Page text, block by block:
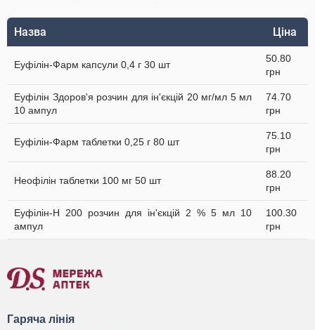
Назва Ціна
Еуфілін-Фарм капсули 0,4 г 30 шт
50.80
грн
Еуфілін Здоров'я розчин для ін'єкцій 20 мг/мл 5 мл
10 ампул
74.70
грн
Еуфілін-Фарм таблетки 0,25 г 80 шт
75.10
грн
Неофілін таблетки 100 мг 50 шт
88.20
грн
Еуфілін-Н 200 розчин для ін'єкцій 2 % 5 мл 10
ампул
100.30
грн
Гаряча лінія